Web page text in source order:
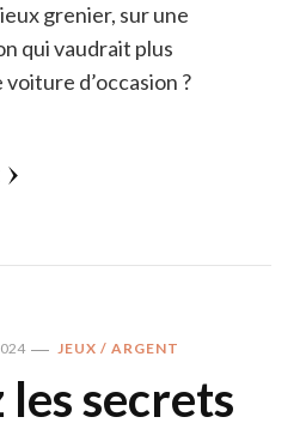
grenier, sur une
qui vaudrait plus
d’occasion ?
JEUX / ARGENT
secrets